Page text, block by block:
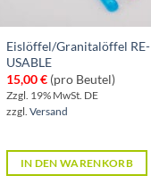
Eislöffel/Granitalöffel RE-
USABLE
15,00€(pro Beutel)
Zzgl. 19% MwSt. DE
zzgl. Versand
IN DEN WARENKORB